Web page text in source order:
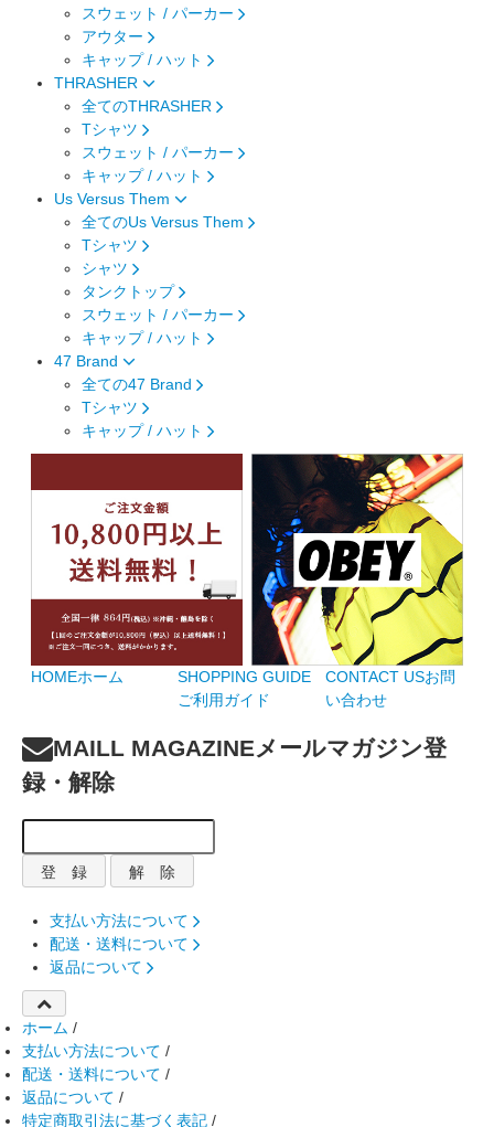
スウェット / パーカー
アウター
キャップ / ハット
THRASHER
全てのTHRASHER
Tシャツ
スウェット / パーカー
キャップ / ハット
Us Versus Them
全てのUs Versus Them
Tシャツ
シャツ
タンクトップ
スウェット / パーカー
キャップ / ハット
47 Brand
全ての47 Brand
Tシャツ
キャップ / ハット
HOMEホーム
SHOPPING GUIDE
ご利用ガイド
CONTACT USお問
い合わせ
MAILL MAGAZINEメールマガジン登
録・解除
支払い方法について
配送・送料について
返品について
ホーム /
支払い方法について /
配送・送料について /
返品について /
特定商取引法に基づく表記 /